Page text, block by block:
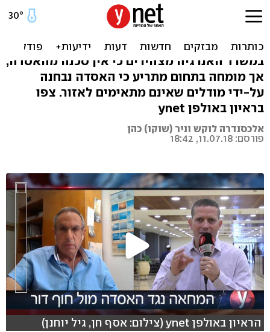
הקרב על האסדה בחוף דור:
האם היא מסוכנת?
במשרד האנרגיה מצהירים כי אין סכנה מהאסדה,
אך מומחה בתחום מתריע כי האסדה נבחנה
על-ידי מודלים שאינם מתאימים לאזור. צפו
בראיון באולפן ynet
אלכסנדרה לוקש וניר (שוקו) כהן
פורסם: 11.07.18, 18:42
הראיון באולפן ynet (צילום: אסף חן, גיל יוחנן)